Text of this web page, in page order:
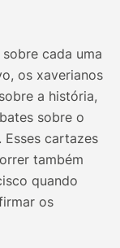
cada uma
os xaverianos
a história,
sobre o
cartazes
também
quando
os